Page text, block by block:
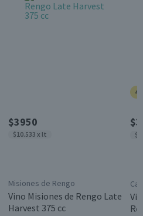
$3950
$10.533 x lt
Misiones de Rengo
Vino Misiones de Rengo Late
Harvest 375 cc